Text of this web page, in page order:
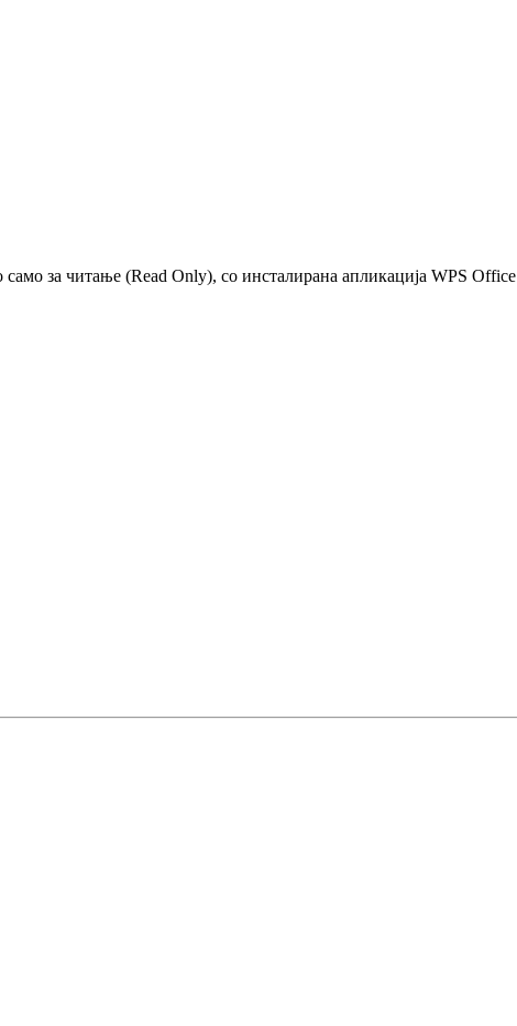
за читање (Read Only), со инсталирана апликација WPS Office